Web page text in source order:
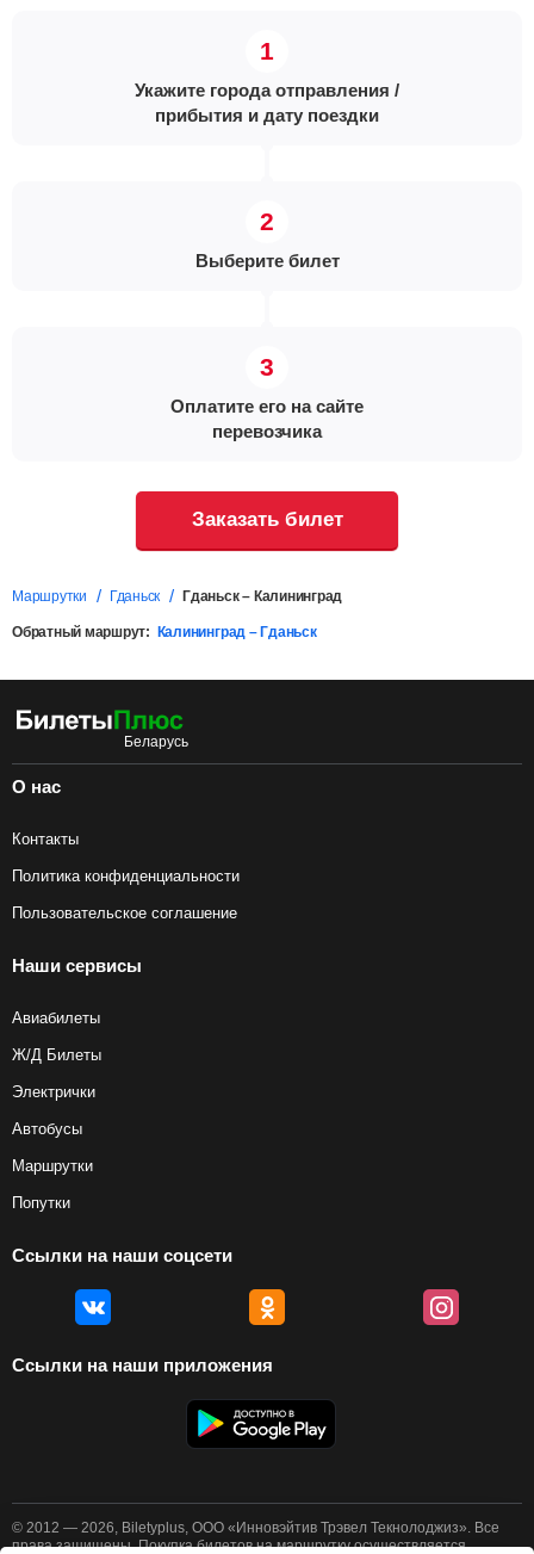
Укажите города отправления /
прибытия и дату поездки
Выберите билет
Оплатите его на сайте
перевозчика
Заказать билет
Маршрутки Гданьск Гданьск – Калининград
Обратный маршрут: Калининград – Гданьск
О нас
Контакты
Политика конфиденциальности
Пользовательское соглашение
Наши сервисы
Авиабилеты
Ж/Д Билеты
Электрички
Автобусы
Маршрутки
Попутки
Ссылки на наши соцсети
Ссылки на наши приложения
© 2012 — 2026, Biletyplus, ООО «Инновэйтив Трэвел Текнолоджиз». Все
права защищены. Покупка билетов на маршрутку осуществляется